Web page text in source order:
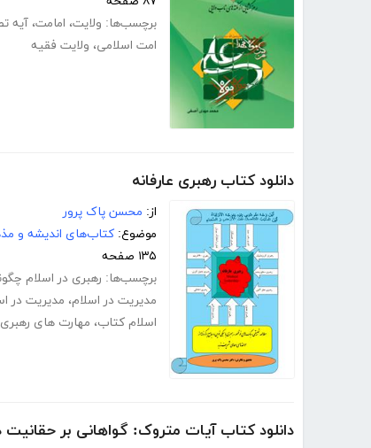
برچسب‌ها: ولایت، امامت، آیه
امت اسلامی، ولایت فقیه
دانلود کتاب رهبری عارفانه
از: محسن پاک پرور
موضوع: کتاب‌های اندیشه و
۱۳۵ صفحه
برچسب‌ها: رهبری در اسلام
مدیریت در اسلام، مدیریت در
اسلام کتاب، مهارت های رهبری
دانلود کتاب آیات متروک: گواهانی بر